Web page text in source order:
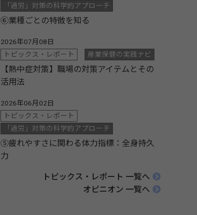
「過労」対策の科学的アプローチ
⑥業種ごとの特徴を知る
2026年07月08日
トピックス・レポート
産業保健の実践ナビ
【熱中症対策】職場の対策アイテムとその
活用法
2026年06月02日
トピックス・レポート
「過労」対策の科学的アプローチ
⑤疲れやすさに関わる体力指標：全身持久
力
トピックス・レポート 一覧へ
オピニオン 一覧へ